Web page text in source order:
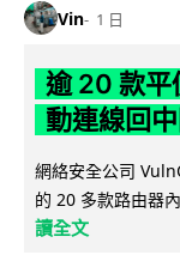
Vin 1 日
逾 20 款平
動連線回
網絡安全公司
的 20 多款路由器
讀全文